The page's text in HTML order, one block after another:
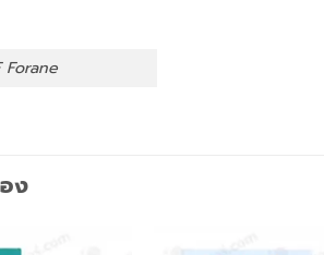
Forane
ง